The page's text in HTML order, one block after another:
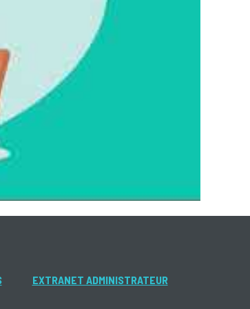
EXTRANET ADMINISTRATEUR